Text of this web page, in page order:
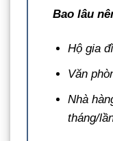
Bao lâu
Hộ gia
Văn
Nhà
tháng/